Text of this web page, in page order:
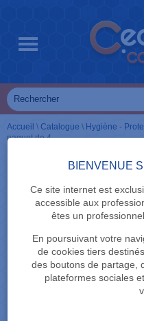
BIENVENUE
Ce site internet est
accessible aux
êtes un
En poursuivant votre
de cookies tiers
des boutons de partage,
plateformes sociales
Accueil \ Catalogue \ Hygiène -
paquet de 4